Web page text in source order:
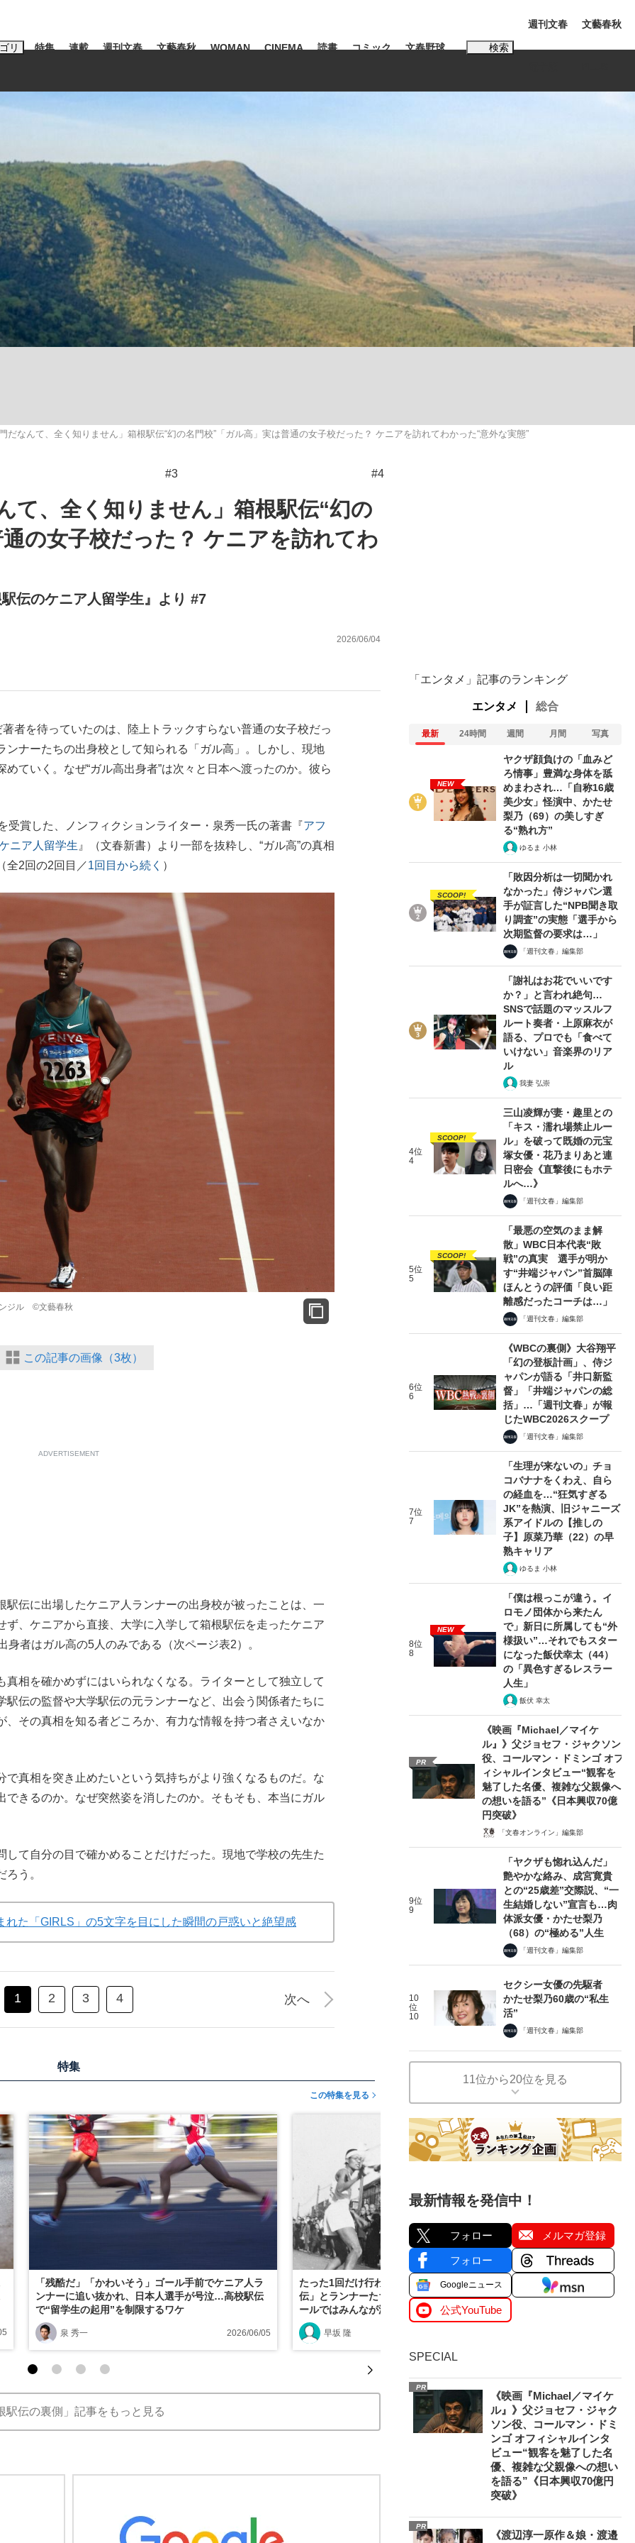
リ
明かした日本代表監督に... 「最悪の空気のまま解散」WBC日本代表“敗戦”の真実 選手が明かす...
特集
観る将棋、読む将棋
もっと見る
連載 週刊文春 文藝春秋 WOMAN CINEMA 読書 コミック 文春野球 検索
凌輝 #高市早苗 #後藤真希 #森岡毅 #城彰二
亀和田武
週刊文春 文藝春秋
だなんて、全く知りません」箱根駅伝“幻の名門校”「ガル高」実は普通の女子校だった？ ケニアを訪れてわかった“意外な実態”
#3 #4
て、全く知りません」箱根駅伝“幻の
の女子校だった？ ケニアを訪れてわ
伝のケニア人留学生』より #7
2026/06/04
者を待っていたのは、陸上トラックすらない普通の女子校だっ
ナーたちの出身校として知られる「ガル高」。しかし、現地
ていく。なぜ“ガル高出身者”は次々と日本へ渡ったのか。彼ら
賞した、ノンフィクションライター・泉秀一氏の著書『アフ
ニア人留学生 』（文春新書）より一部を抜粋し、“ガル高”の真相
全2回の2回目／1回目から続く ）
ンジル ©文藝春秋
この記事の画像（3枚）
ADVERTISEMENT
伝に出場したケニア人ランナーの出身校が被ったことは、一
ず、ケニアから直接、大学に入学して箱根駅伝を走ったケニア
者はガル高の5人のみである（次ページ表2）。
相を確かめずにはいられなくなる。ライターとして独立して
伝の監督や大学駅伝の元ランナーなど、出会う関係者たちに
、その真相を知る者どころか、有力な情報を持つ者さえいなか
真相を突き止めたいという気持ちがより強くなるものだ。な
できるのか。なぜ突然姿を消したのか。そもそも、本当にガル
て自分の目で確かめることだけだった。現地で学校の先生た
う。
れた「GIRLS」の5文字を目にした瞬間の戸惑いと絶望感
1 2 3 4 次へ
特集
この特集を見る
「残酷だ」「かわいそう」ゴール手前でケニア人ラ
ンナーに追い抜かれ、日本人選手が号泣…高校駅伝
で“留学生の起用”を制限するワケ
泉 秀一 2026/06/05
たった1回だけ行われた「1943年戦時下の箱根駅
伝」とランナーたちの“その後”〈未舗装の山道、ゴ
ールではみんなが泣いて抱きあい、そして…〉
早坂 隆
駅伝の裏側」記事をもっと見る
「エンタメ」記事のランキング
エンタメ 総合
最新 24時間 週間 月間 写真
NEW
ヤクザ顔負けの「血みど
ろ情事」豊満な身体を舐
めまわされ…「自称16歳
美少女」怪演中、かたせ
梨乃（69）の美しすぎ
る“熟れ方”
ゆるま 小林
SCOOP!
「敗因分析は一切聞かれ
なかった」侍ジャパン選
手が証言した“NPB聞き取
り調査”の実態「選手から
次期監督の要求は…」
「週刊文春」編集部
「謝礼はお花でいいです
か？」と言われ絶句…
SNSで話題のマッスルフ
ルート奏者・上原麻衣が
語る、プロでも「食べて
いけない」音楽界のリア
ル
我妻 弘崇
4位
4
SCOOP!
三山凌輝が妻・趣里との
「キス・濡れ場禁止ルー
ル」を破って既婚の元宝
塚女優・花乃まりあと連
日密会《直撃後にもホテ
ルへ…》
「週刊文春」編集部
5位
5
SCOOP!
「最悪の空気のまま解
散」WBC日本代表“敗
戦”の真実 選手が明か
す“井端ジャパン”首脳陣
ほんとうの評価「良い距
離感だったコーチは…」
「週刊文春」編集部
6位
6
《WBCの裏側》大谷翔平
「幻の登板計画」、侍ジ
ャパンが語る「井口新監
督」「井端ジャパンの総
括」…「週刊文春」が報
じたWBC2026スクープ
「週刊文春」編集部
7位
7
「生理が来ないの」チョ
コバナナをくわえ、自ら
の経血を…“狂気すぎる
JK”を熱演、旧ジャニーズ
系アイドルの【推しの
子】原菜乃華（22）の早
熟キャリア
ゆるま 小林
8位
8
NEW
「僕は根っこが違う。イ
ロモノ団体から来たん
で」新日に所属しても“外
様扱い”…それでもスター
になった飯伏幸太（44）
の「異色すぎるレスラー
人生」
飯伏 幸太
PR
《映画『Michael／マイケ
ル』》父ジョセフ・ジャクソン
役、コールマン・ドミンゴ オフ
ィシャルインタビュー“観客を
魅了した名優、複雑な父親像へ
の想いを語る”《日本興収70億
円突破》
「文春オンライン」編集部
9位
9
「ヤクザも惚れ込んだ」
艶やかな絡み、成宮寛貴
との“25歳差”交際説、“一
生結婚しない”宣言も…肉
体派女優・かたせ梨乃
（68）の“極める”人生
「週刊文春」編集部
10
位
10
セクシー女優の先駆者
かたせ梨乃60歳の“私生
活”
「週刊文春」編集部
11位から20位を見る
最新情報を発信中！
フォロー メルマガ登録
フォロー
Googleニュース
公式YouTube
SPECIAL
PR
《映画『Michael／マイケ
ル』》父ジョセフ・ジャク
ソン役、コールマン・ドミ
ンゴ オフィシャルインタ
ビュー“観客を魅了した名
優、複雑な父親像への想い
を語る”《日本興収70億円
突破》
PR
《渡辺淳一原作＆娘・渡邉